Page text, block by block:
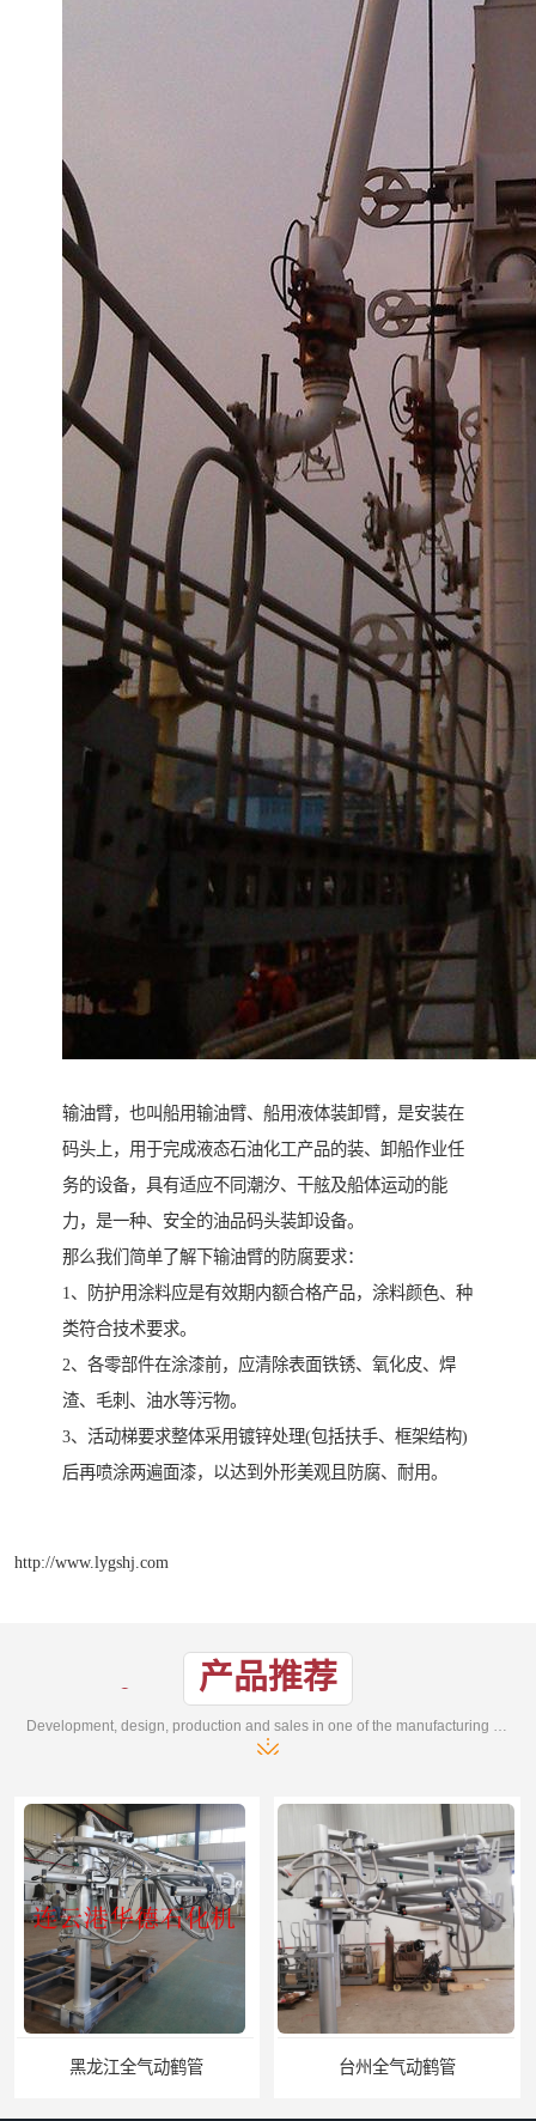
输油臂，也叫船用输油臂、船用液体装卸臂，是安装在
码头上，用于完成液态石油化工产品的装、卸船作业任
务的设备，具有适应不同潮汐、干舷及船体运动的能
力，是一种、安全的油品码头装卸设备。
那么我们简单了解下输油臂的防腐要求：
1、防护用涂料应是有效期内额合格产品，涂料颜色、种
类符合技术要求。
2、各零部件在涂漆前，应清除表面铁锈、氧化皮、焊
渣、毛刺、油水等污物。
3、活动梯要求整体采用镀锌处理(包括扶手、框架结构)
后再喷涂两遍面漆，以达到外形美观且防腐、耐用。
http://www.lygshj.com
产品推荐
台州全气动鹤管 广东全气动鹤管供应商